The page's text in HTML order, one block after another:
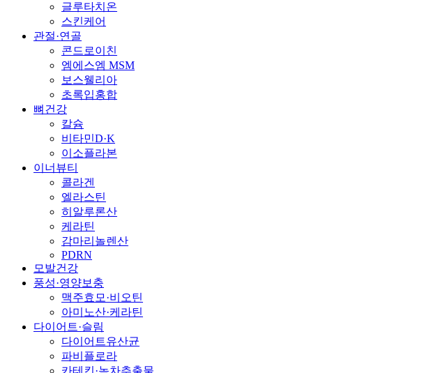
글루타치온
스킨케어
관절·연골
콘드로이친
엠에스엠 MSM
보스웰리아
초록입홍합
뼈건강
칼슘
비타민D·K
이소플라본
이너뷰티
콜라겐
엘라스틴
히알루론산
케라틴
감마리놀렌산
PDRN
모발건강
풍성·영양보충
맥주효모·비오틴
아미노산·케라틴
다이어트·슬림
다이어트유산균
파비플로라
카테킨·녹차추출물